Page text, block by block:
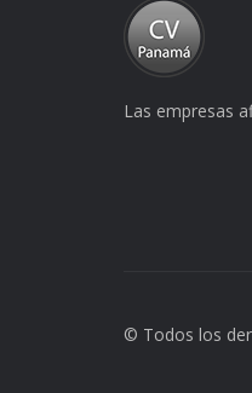
Las empresas
© Todos los